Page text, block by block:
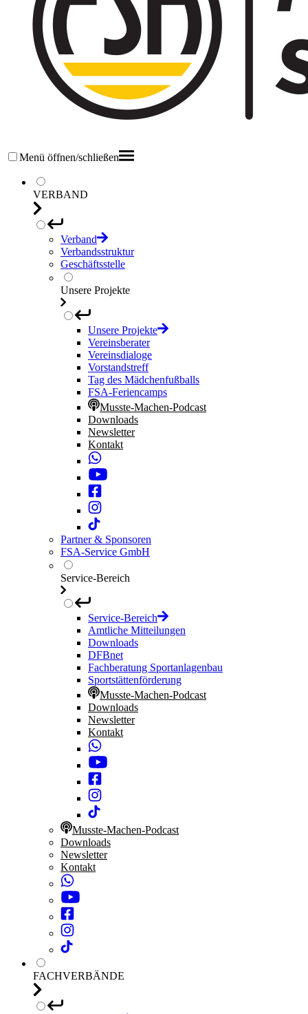
Menü öffnen/schließen
VERBAND
Verband
Verbandsstruktur
Geschäftsstelle
Unsere Projekte
Unsere Projekte
Vereinsberater
Vereinsdialoge
Vorstandstreff
Tag des Mädchenfußballs
FSA-Feriencamps
Musste-Machen-Podcast
Downloads
Newsletter
Kontakt
Partner & Sponsoren
FSA-Service GmbH
Service-Bereich
Service-Bereich
Amtliche Mitteilungen
Downloads
DFBnet
Fachberatung Sportanlagenbau
Sportstättenförderung
Musste-Machen-Podcast
Downloads
Newsletter
Kontakt
Musste-Machen-Podcast
Downloads
Newsletter
Kontakt
FACHVERBÄNDE